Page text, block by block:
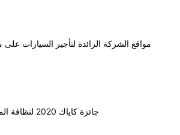
مواقع الشركة الرائدة لتأجير السيارات
جائزة كاياك 2020 لنظافة المركبات